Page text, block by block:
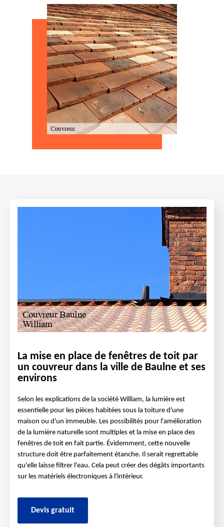
La mise en place de fenêtres de toit par
un couvreur dans la ville de Baulne et ses
environs
Selon les explications de la société William, la lumière est
essentielle pour les pièces habitées sous la toiture d'une
maison ou d'un immeuble. Les possibilités pour l'amélioration
de la lumière naturelle sont multiples et la mise en place des
fenêtres de toit en fait partie. Évidemment, cette nouvelle
structure doit être parfaitement étanche. Il serait regrettable
qu'elle laisse filtrer l'eau. Cela peut créer des dégâts importants
sur les matériels électroniques à l'intérieur.
Devis gratuit